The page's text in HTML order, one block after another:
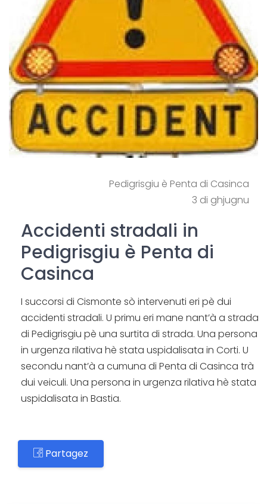
Pedigrisgiu è Penta di Casinca
3 di ghjugnu
Accidenti stradali in
Pedigrisgiu è Penta di
Casinca
I succorsi di Cismonte sò intervenuti eri pè dui
accidenti stradali. U primu eri mane nant’à a strada
di Pedigrisgiu pè una surtita di strada. Una persona
in urgenza rilativa hè stata uspidalisata in Corti. U
secondu nant’à a cumuna di Penta di Casinca trà
dui veiculi. Una persona in urgenza rilativa hè stata
uspidalisata in Bastia.
Partagez